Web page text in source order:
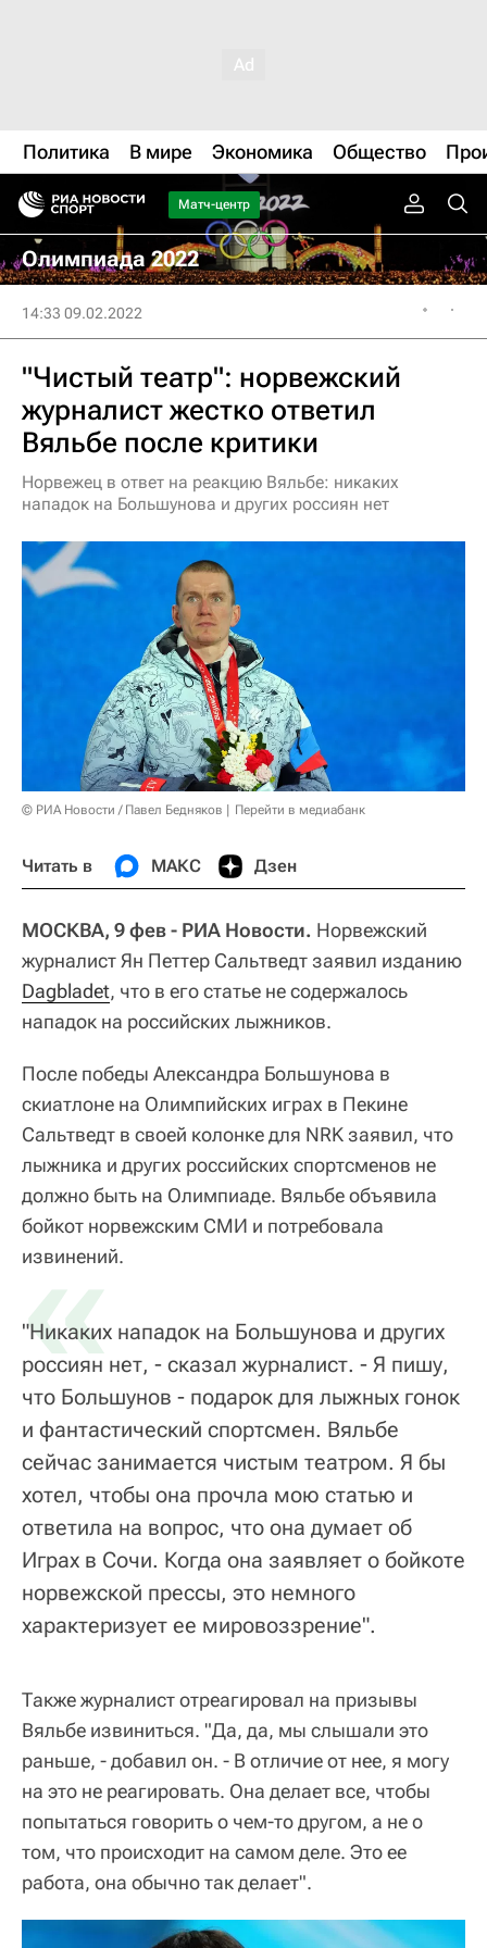
Политика В мире Экономика Общество
Матч-центр
Олимпиада 2022
14:33 09.02.2022
"Чистый театр": норвежский
журналист жестко ответил
Вяльбе после критики
Норвежец в ответ на реакцию Вяльбе: никаких
нападок на Большунова и других россиян нет
© РИА Новости / Павел Бедняков Перейти в медиабанк
Читать в МАКС Дзен
МОСКВА, 9 фев - РИА Новости. Норвежский
журналист Ян Петтер Сальтведт заявил изданию
Dagbladet, что в его статье не содержалось
нападок на российских лыжников.
После победы Александра Большунова в
скиатлоне на Олимпийских играх в Пекине
Сальтведт в своей колонке для NRK заявил, что
лыжника и других российских спортсменов не
должно быть на Олимпиаде. Вяльбе объявила
бойкот норвежским СМИ и потребовала
извинений.
«
"Никаких нападок на Большунова и других
россиян нет, - сказал журналист. - Я пишу,
что Большунов - подарок для лыжных гонок
и фантастический спортсмен. Вяльбе
сейчас занимается чистым театром. Я бы
хотел, чтобы она прочла мою статью и
ответила на вопрос, что она думает об
Играх в Сочи. Когда она заявляет о бойкоте
норвежской прессы, это немного
характеризует ее мировоззрение".
Также журналист отреагировал на призывы
Вяльбе извиниться. "Да, да, мы слышали это
раньше, - добавил он. - В отличие от нее, я могу
на это не реагировать. Она делает все, чтобы
попытаться говорить о чем-то другом, а не о
том, что происходит на самом деле. Это ее
работа, она обычно так делает".